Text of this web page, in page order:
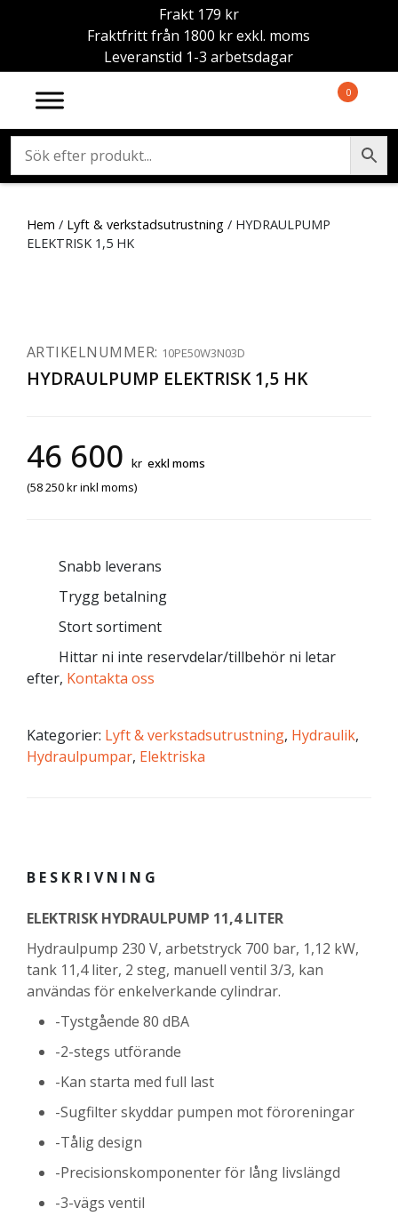
Frakt 179 kr
Fraktfritt från 1800 kr exkl. moms
Leveranstid 1-3 arbetsdagar
0
Hem / Lyft & verkstadsutrustning/ HYDRAULPUMP
ELEKTRISK 1,5 HK
ARTIKELNUMMER: 10PE50W3N03D
HYDRAULPUMP ELEKTRISK 1,5 HK
46 600 kr exkl moms
(58 250krinkl moms)
Snabb leverans
Trygg betalning
Stort sortiment
Hittar ni inte reservdelar/tillbehör ni letar
efter, Kontakta oss
Kategorier: Lyft & verkstadsutrustning, Hydraulik,
Hydraulpumpar, Elektriska
BESKRIVNING
ELEKTRISK HYDRAULPUMP 11,4 LITER
Hydraulpump 230 V, arbetstryck 700 bar, 1,12 kW,
tank 11,4 liter, 2 steg, manuell ventil 3/3, kan
användas för enkelverkande cylindrar.
-Tystgående 80 dBA
-2-stegs utförande
-Kan starta med full last
-Sugfilter skyddar pumpen mot föroreningar
-Tålig design
-Precisionskomponenter för lång livslängd
-3-vägs ventil